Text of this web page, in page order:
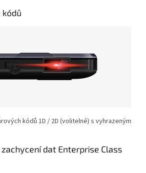
kódů
kódů 1D / 2D (volitelné) s vyhrazeným
dat Enterprise Class